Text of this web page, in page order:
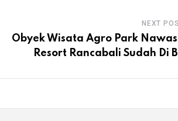
NEXT
Obyek Wisata Agro Park
Resort Rancabali Sudah Di